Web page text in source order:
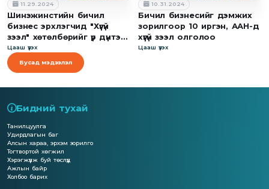
11.29.2024
Шинэжинстийн бичил
бизнес эрхлэгчид "Хүүгүй
зээл" хөтөлбөрийг үр дүнтэй
болсон хэмээн дүгнэв
Цааш үзэх
10.31.2024
Бичил бизнесийг дэмжих
зорилгоор 10 иргэн, ААН-д
хүүгүй зээл олголоо
Цааш үзэх
Бусад мэдээлэл
Бидний тухай
Танилцуулга
Удирдлагын баг
Алсын хараа, эрхэм зорилго
Тогтвортой хөгжил
Хэрэгжүүлж буй төслүүд
Ажлын байр
Холбоо барих